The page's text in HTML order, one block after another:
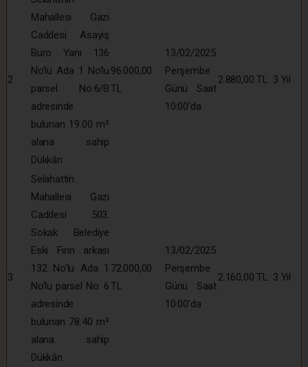
2
Mahallesi Gazi
Caddesi Asayiş
Büro Yanı 136
No’lu Ada 1 No’lu
parsel No:6/B
adresinde
bulunan 19.00 m²
alana sahip
Dükkân
96.000,00
TL
13/02/2025
Perşembe
Günü Saat
10:00’da
2.880,00 TL 3 Yıl
3
Selahattin
Mahallesi Gazi
Caddesi 503.
Sokak Belediye
Eski Fırın arkası
132 No’lu Ada 1
No’lu parsel No: 6
adresinde
bulunan 78.40 m²
alana sahip
Dükkân
72.000,00
TL
13/02/2025
Perşembe
Günü Saat
10:00’da
2.160,00 TL 3 Yıl